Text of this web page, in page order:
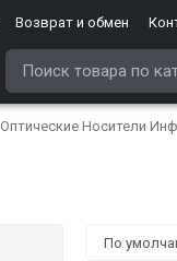
Возврат и обмен
Оптические Носители